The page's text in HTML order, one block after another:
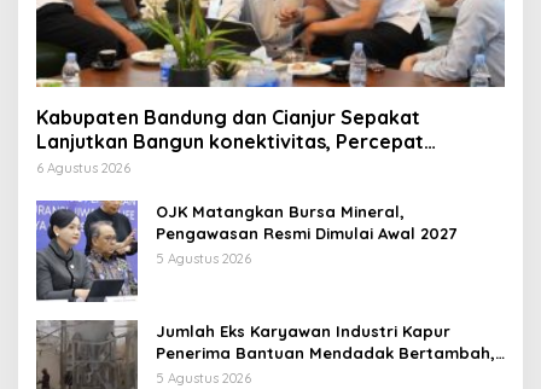
Kabupaten Bandung dan Cianjur Sepakat
Lanjutkan Bangun konektivitas, Percepat
Pertumbuhan Ekonomi Daerah
6 Agustus 2026
OJK Matangkan Bursa Mineral,
Pengawasan Resmi Dimulai Awal 2027
5 Agustus 2026
Jumlah Eks Karyawan Industri Kapur
Penerima Bantuan Mendadak Bertambah,
KDM: Kita Identifikasi
5 Agustus 2026